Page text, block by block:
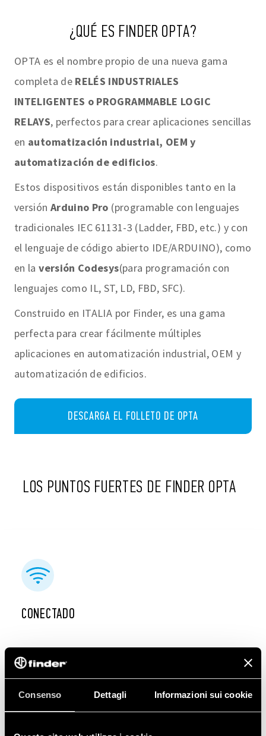
Consenso Dettagli Informazioni sui cookie
¿QUÉ ES FINDER OPTA?
OPTA es el nombre propio de una nueva gama
completa de RELÉS INDUSTRIALES
INTELIGENTES o PROGRAMMABLE LOGIC
RELAYS, perfectos para crear aplicaciones sencillas
en automatización industrial, OEM y
automatización de edificios.
Estos dispositivos están disponibles tanto en la
versión Arduino Pro (programable con lenguajes
tradicionales IEC 61131-3 (Ladder, FBD, etc.) y con
el lenguaje de código abierto IDE/ARDUINO), como
en laversión Codesys(para programación con
lenguajes como IL, ST, LD, FBD, SFC).
Construido en ITALIA por Finder, es una gama
perfecta para crear fácilmente múltiples
aplicaciones en automatización industrial, OEM y
automatización de edificios.
DESCARGA EL FOLLETO DE OPTA
LOS PUNTOS FUERTES DE FINDER OPTA
CONECTADO
Gracias a los puertos RJ45, USB (Tipo C), RS485